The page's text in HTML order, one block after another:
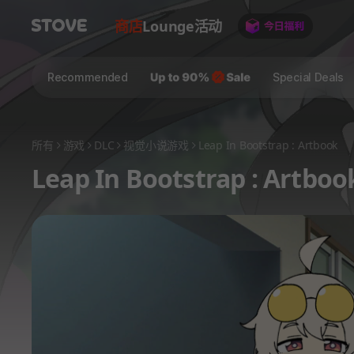
商店Lounge活动
Recommended Special Deals
所有 游戏 DLC 视觉小说游戏 Leap In Bootstrap : Artbook
Leap In Bootstrap :